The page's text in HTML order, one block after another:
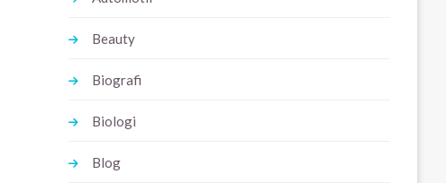
Beauty
Biografi
Biologi
Blog